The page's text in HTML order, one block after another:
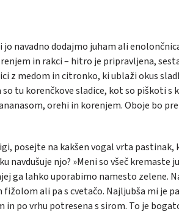
navadno dodajmo juham ali
in rakci – hitro je pripravljena,
z medom in citronko, ki ublaži okus
tu korenčkove sladice, kot so piškoti s
orehi in korenjem. Oboje bo
posejte na kakšen vogal vrta
navdušuje njo? »Meni so všeč kremaste
ga lahko uporabimo namesto zelene.
ali pa s cvetačo. Najljubša mi je
po vrhu potresena s sirom. To je